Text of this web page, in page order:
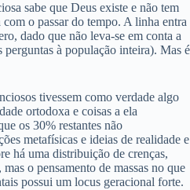
sabe que Deus existe e não tem
o passar do tempo. A linha entra
dado que não leva-se em conta a
à população inteira). Mas é
tivessem como verdade algo
ortodoxa e coisas a ela
os 30% restantes não
metafísicas e ideias de realidade e
há uma distribuição de crenças,
o pensamento de massas no que
possui um locus geracional forte.